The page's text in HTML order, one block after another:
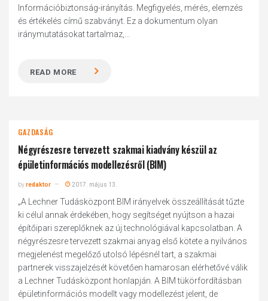
Információbiztonság-irányítás. Megfigyelés, mérés, elemzés
és értékelés című szabványt. Ez a dokumentum olyan
iránymutatásokat tartalmaz,...
READ MORE
GAZDASÁG
Négyrészesre tervezett szakmai kiadvány készül az
épületinformációs modellezésről (BIM)
byredaktor 2017. május 13.
„A Lechner Tudásközpont BIM irányelvek összeállítását tűzte
ki célul annak érdekében, hogy segítséget nyújtson a hazai
építőipari szereplőknek az új technológiával kapcsolatban. A
négyrészesre tervezett szakmai anyag első kötete a nyilvános
megjelenést megelőző utolsó lépésnél tart, a szakmai
partnerek visszajelzését követően hamarosan elérhetővé válik
a Lechner Tudásközpont honlapján. A BIM tükörfordításban
épületinformációs modellt vagy modellezést jelent, de